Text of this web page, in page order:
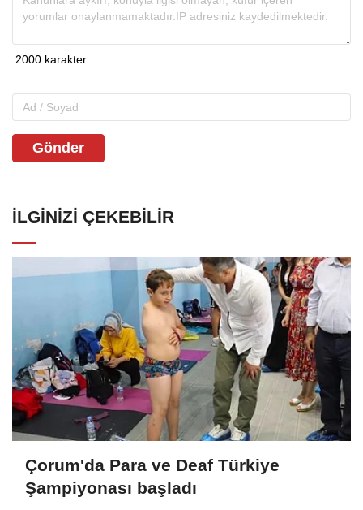
Gönder
İLGINIZI ÇEKEBILIR
Çorum'da Para ve Deaf Türkiye
Şampiyonası başladı